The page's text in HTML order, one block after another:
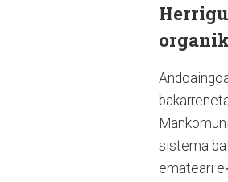
sistema
emateari